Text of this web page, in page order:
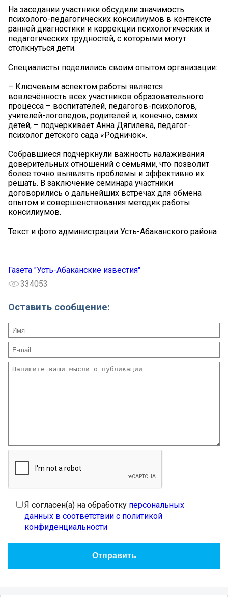
На заседании участники обсудили значимость
психолого-педагогических консилиумов в контексте
ранней диагностики и коррекции психологических и
педагогических трудностей, с которыми могут
столкнуться дети.
Специалисты поделились своим опытом организации:
– Ключевым аспектом работы является
вовлечённость всех участников образовательного
процесса – воспитателей, педагогов-психологов,
учителей-логопедов, родителей и, конечно, самих
детей, – подчёркивает Анна Дягилева, педагог-
психолог детского сада «Родничок».
Собравшиеся подчеркнули важность налаживания
доверительных отношений с семьями, что позволит
более точно выявлять проблемы и эффективно их
решать. В заключение семинара участники
договорились о дальнейших встречах для обмена
опытом и совершенствования методик работы
консилиумов.
Текст и фото администрации Усть-Абаканского района
Газета "Усть-Абаканские известия"
334053
Оставить сообщение:
Я согласен(а) на обработку персональных
данных в соответствии с политикой
конфиденциальности